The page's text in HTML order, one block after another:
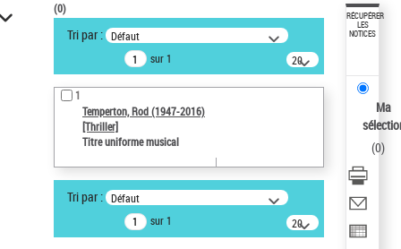
VOTRE RECHERCHE
Recherche avancée dans les
notices d’autorité
Œuvres liées à l'auteur :
Temperton, Rod (1947-2016)
Auteur d’œuvre
Statut de la notice d’autorité
Notice élémentaire
Type de notice d'autorité
(0)
Tri par : Défaut
sur 1
20
résultats/page
1
Temperton, Rod (1947-2016)
[Thriller]
Titre uniforme musical
Tri par : Défaut
sur 1
20
résultats/page
RÉCUPÉRER
LES
NOTICES
Ma
(0)